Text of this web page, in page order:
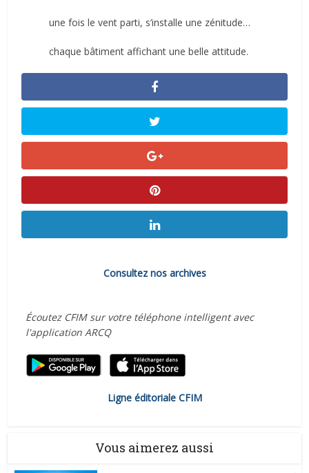
une fois le vent parti, s’installe une zénitude…
chaque bâtiment affichant une belle attitude.
Consultez nos archives
Écoutez CFIM sur votre téléphone intelligent avec
l'application ARCQ
Ligne éditoriale CFIM
Vous aimerez aussi